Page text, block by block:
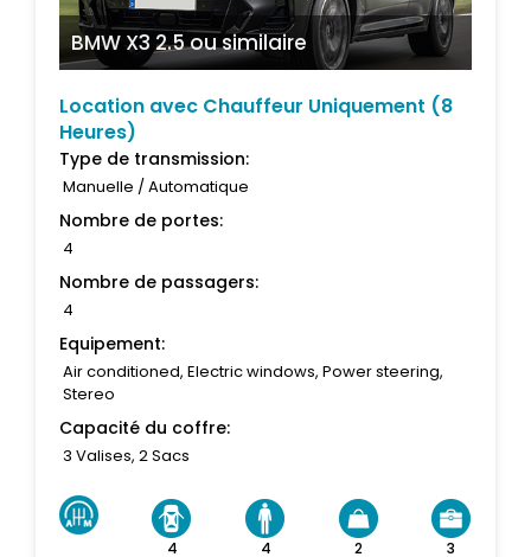
BMW X3 2.5ou similaire
Location avec Chauffeur Uniquement (8
Heures)
Type de transmission:
Manuelle / Automatique
Nombre de portes:
4
Nombre de passagers:
4
Equipement:
Air conditioned, Electric windows, Power steering,
Stereo
Capacité du coffre:
3 Valises, 2 Sacs
4 4 2 3